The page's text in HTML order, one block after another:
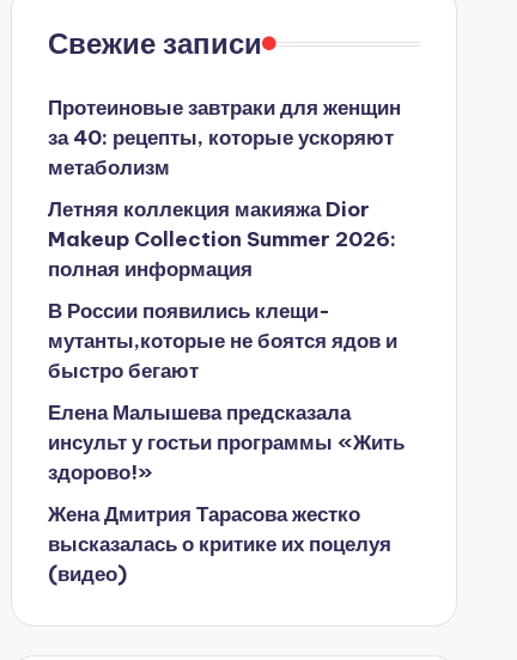
Свежие записи
Протеиновые завтраки для женщин
за 40: рецепты, которые ускоряют
метаболизм
Летняя коллекция макияжа Dior
Makeup Collection Summer 2026:
полная информация
В России появились клещи-
мутанты,которые не боятся ядов и
быстро бегают
Елена Малышева предсказала
инсульт у гостьи программы «Жить
здорово!»
Жена Дмитрия Тарасова жестко
высказалась о критике их поцелуя
(видео)